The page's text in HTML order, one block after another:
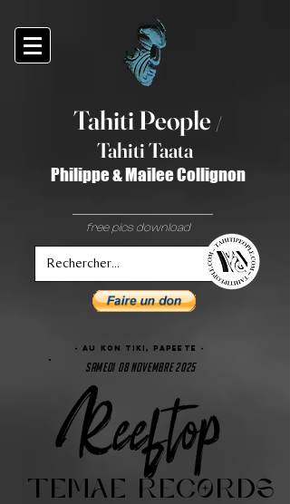
Tahiti People /
Tahiti Taata
Philippe & Mailee Collignon
free pics download
- Au KON TIKI, papeete -
samedi 08 novembre 2025
Reeftop
TEMAE RECORDS